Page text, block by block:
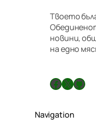
Твоето
новини,
на едно
Facebook X GitHub
Navigation